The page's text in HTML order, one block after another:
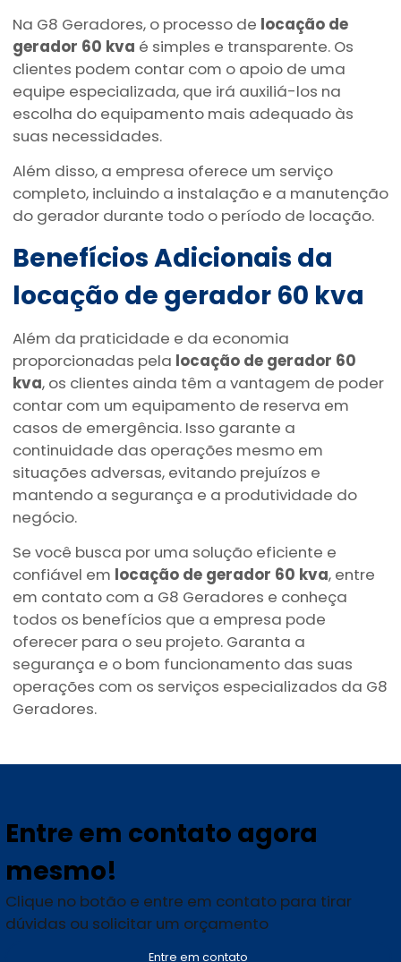
Na G8 Geradores, o processo de locação de
gerador 60 kva é simples e transparente. Os
clientes podem contar com o apoio de uma
equipe especializada, que irá auxiliá-los na
escolha do equipamento mais adequado às
suas necessidades.
Além disso, a empresa oferece um serviço
completo, incluindo a instalação e a manutenção
do gerador durante todo o período de locação.
Benefícios Adicionais da
locação de gerador 60 kva
Além da praticidade e da economia
proporcionadas pela locação de gerador 60
kva, os clientes ainda têm a vantagem de poder
contar com um equipamento de reserva em
casos de emergência. Isso garante a
continuidade das operações mesmo em
situações adversas, evitando prejuízos e
mantendo a segurança e a produtividade do
negócio.
Se você busca por uma solução eficiente e
confiável em locação de gerador 60 kva, entre
em contato com a G8 Geradores e conheça
todos os benefícios que a empresa pode
oferecer para o seu projeto. Garanta a
segurança e o bom funcionamento das suas
operações com os serviços especializados da G8
Geradores.
Entre em contato agora
mesmo!
Clique no botão e entre em contato para tirar
dúvidas ou solicitar um orçamento
Entre em contato